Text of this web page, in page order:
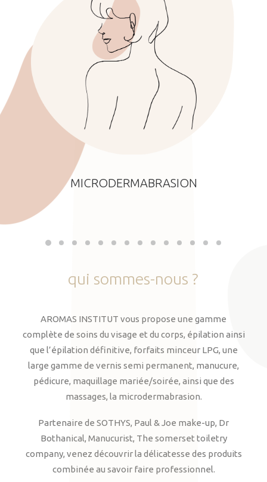
MICRODERMABRASION
qui sommes-nous ?
AROMAS INSTITUT vous propose une gamme
complète de soins du visage et du corps, épilation ainsi
que l’épilation définitive, forfaits minceur LPG, une
large gamme de vernis semi permanent, manucure,
pédicure, maquillage mariée/soirée, ainsi que des
massages, la microdermabrasion.
Partenaire de SOTHYS, Paul & Joe make-up, Dr
Bothanical, Manucurist, The somerset toiletry
company, venez découvrir la délicatesse des produits
combinée au savoir faire professionnel.